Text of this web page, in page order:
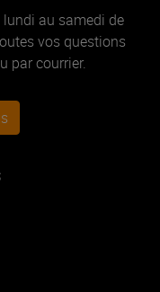
au samedi de
vos questions
par courrier.